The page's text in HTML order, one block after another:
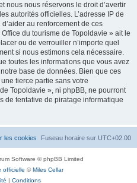
nous nous réservons le droit d’avertir
autorités officielles. L’adresse IP de
au renforcement de ces
du tourisme de Topoldavie » ait le
ou de verrouiller n’importe quel
si nous estimons cela nécessaire.
toutes les informations que vous avez
base de données. Bien que ces
tierce partie sans votre
Topoldavie », ni phpBB, ne pourront
de tentative de piratage informatique
Fuseau horaire sur UTC+02:00
les cookies
Software © phpBB Limited
officielle ©Miles Cellar
| Conditions